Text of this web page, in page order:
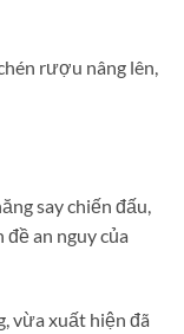
rượu nâng lên,
say chiến đấu,
an nguy của
vừa xuất hiện đã